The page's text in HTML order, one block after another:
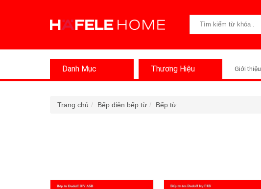
Danh Mục Thương Hiệu Giới thiệu
Trang chủ Bếp điện bếp từ Bếp từ